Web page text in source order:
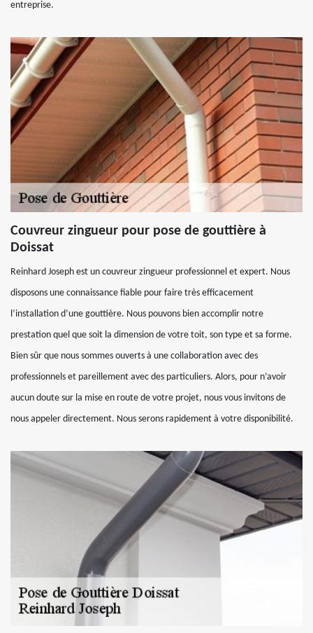
entreprise.
Couvreur zingueur pour pose de gouttière à
Doissat
Reinhard Joseph est un couvreur zingueur professionnel et expert. Nous
disposons une connaissance fiable pour faire très efficacement
l’installation d’une gouttière. Nous pouvons bien accomplir notre
prestation quel que soit la dimension de votre toit, son type et sa forme.
Bien sûr que nous sommes ouverts à une collaboration avec des
professionnels et pareillement avec des particuliers. Alors, pour n’avoir
aucun doute sur la mise en route de votre projet, nous vous invitons de
nous appeler directement. Nous serons rapidement à votre disponibilité.